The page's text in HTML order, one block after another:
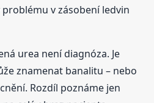
v zásobení ledvin
urea není diagnóza. Je
znamenat banalitu – nebo
Rozdíl poznáme jen